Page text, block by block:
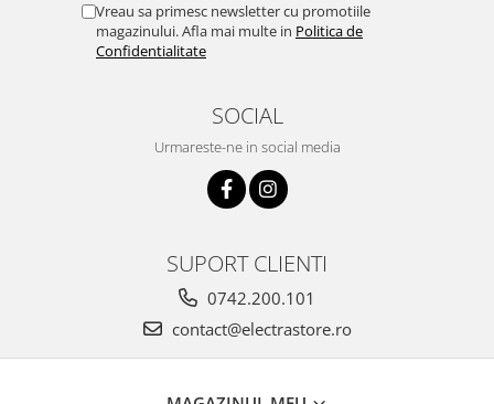
Vreau sa primesc newsletter cu promotiile
magazinului. Afla mai multe in Politica de
Confidentialitate
SOCIAL
Urmareste-ne in social media
SUPORT CLIENTI
0742.200.101
contact@electrastore.ro